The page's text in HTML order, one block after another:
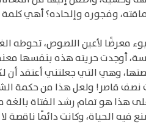
وفجوره وإلحاده؟ أهي كلمة
معرضًا لأعين اللصوص، تحوطه
أوجدت حريته هذه بنفسها
وهي التي جعلتني أعتقد أن
قاصر! ولعل هذا من حكمة
هذا هو تمام رشد الفتاة بالغة
الحياة، وكانت دائمًا ناقصة